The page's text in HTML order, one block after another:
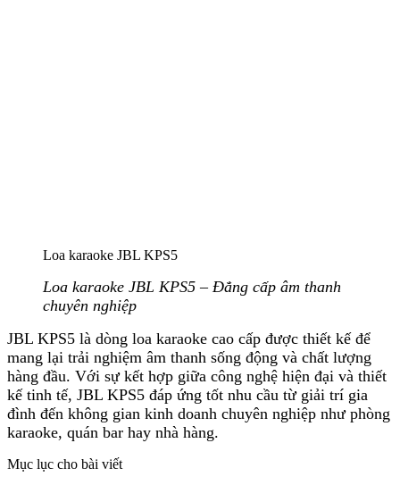
Loa karaoke JBL KPS5
Loa karaoke JBL KPS5 – Đẳng cấp âm thanh
chuyên nghiệp
JBL KPS5 là dòng loa karaoke cao cấp được thiết kế để
mang lại trải nghiệm âm thanh sống động và chất lượng
hàng đầu. Với sự kết hợp giữa công nghệ hiện đại và thiết
kế tinh tế, JBL KPS5 đáp ứng tốt nhu cầu từ giải trí gia
đình đến không gian kinh doanh chuyên nghiệp như phòng
karaoke, quán bar hay nhà hàng.
Mục lục cho bài viết